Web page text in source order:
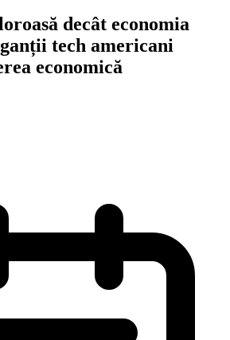
decât economia
tech americani
economică